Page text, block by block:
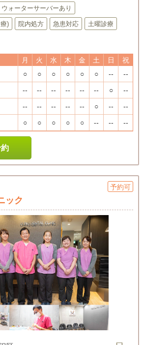
ウォーターサーバーあり
) 院内処方 急患対応 土曜診療
月 火 水 木 金 土 日
祝
○ ○ ○ ○ ○ ○ -- --
-- -- -- -- -- -- ○ --
-- -- -- -- -- ○ -- --
○ ○ ○ ○ ○ -- -- --
予約可
ック